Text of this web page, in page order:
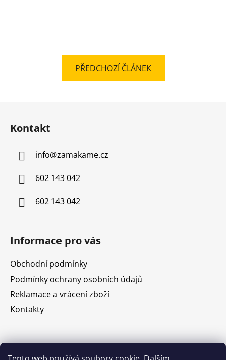
PŘEDCHOZÍ ČLÁNEK
Kontakt
info@zamakame.cz
602 143 042
602 143 042
Informace pro vás
Obchodní podmínky
Podmínky ochrany osobních údajů
Reklamace a vrácení zboží
Kontakty
Nákupní košík